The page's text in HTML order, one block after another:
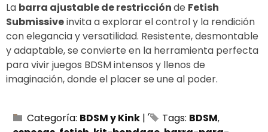
La barra ajustable de restricciónde Fetish
Submissiveinvita a explorar el control y la rendición
con elegancia y versatilidad. Resistente, desmontable
y adaptable, se convierte en la herramienta perfecta
para vivir juegos BDSM intensos y llenos de
imaginación, donde el placer se une al poder.
Categoría: BDSM y Kink | Tags: BDSM